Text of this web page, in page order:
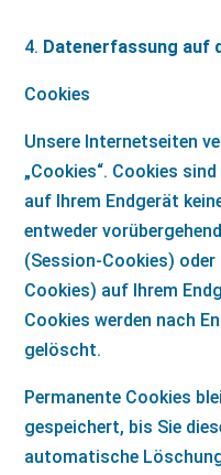
Datenerfassung auf
Cookies
Unsere Internetseiten
„Cookies“. Cookies
auf Ihrem Endgerät
entweder
(Session-Cookies)
Cookies) auf Ihrem
Cookies werden nach
gelöscht.
Permanente Cookies
gespeichert, bis Sie
automatische